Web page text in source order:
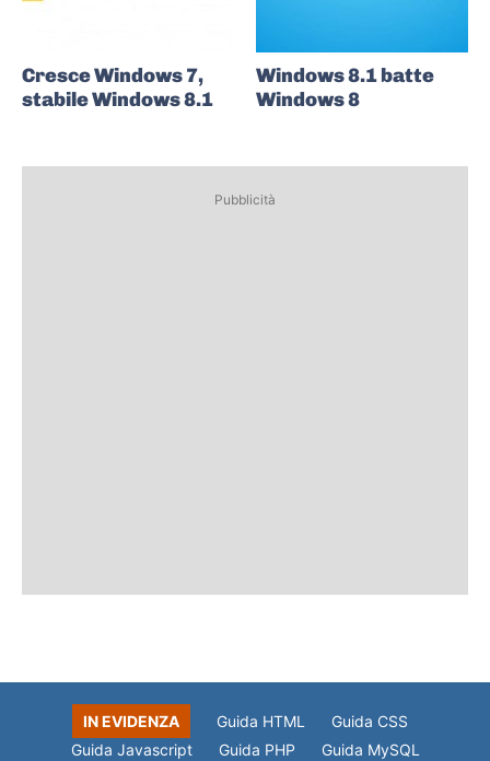
Cresce Windows 7,
stabile Windows 8.1
Windows 8.1 batte
Windows 8
Pubblicità
IN EVIDENZA Guida HTML
Guida CSS
Guida Javascript
Guida PHP
Guida MySQL